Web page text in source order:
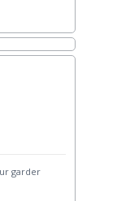
garder